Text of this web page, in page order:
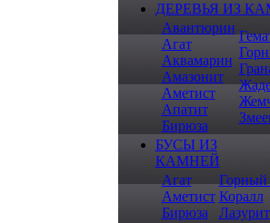
ДЕРЕВЬЯ ИЗ
Авантюрин
Агат
Аквамарин
Амазонит
Аметист
Апатит
Бирюза
БУСЫ ИЗ
КАМНЕЙ
Агат
Аметист
Бирюза
Горный
Коралл
Лазурит